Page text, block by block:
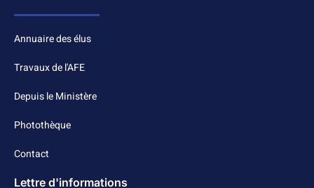
Annuaire des élus
Travaux de l'AFE
Depuis le Ministère
Photothèque
Contact
Lettre d'informations